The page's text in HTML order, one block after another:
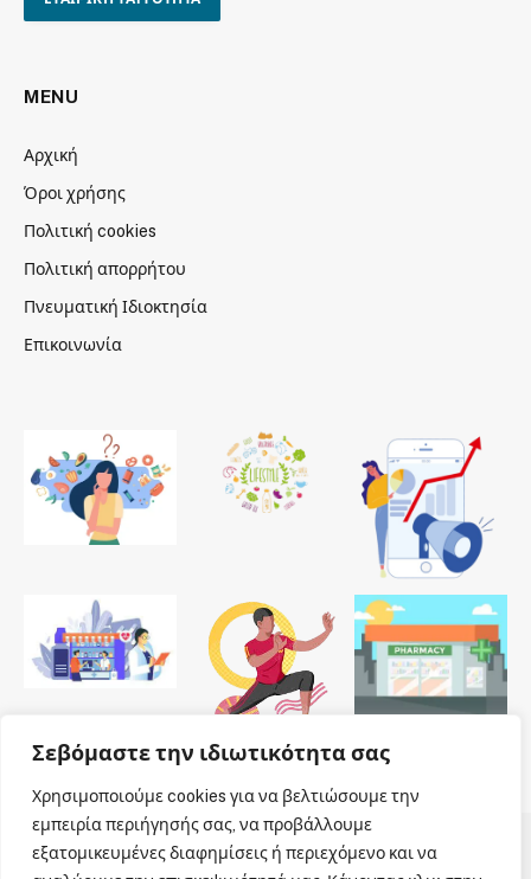
Σεβόμαστε την ιδιωτικότητα σας
Χρησιμοποιούμε cookies για να βελτιώσουμε την
εμπειρία περιήγησής σας, να προβάλλουμε
εξατομικευμένες διαφημίσεις ή περιεχόμενο και να
MENU
Αρχική
Όροι χρήσης
Πολιτική cookies
Πολιτική απορρήτου
Πνευματική Ιδιοκτησία
Επικοινωνία
© 2026 Dailypharmanews. Designed byDailypharmanews